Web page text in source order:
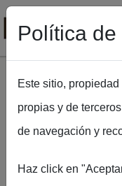
Pasar al contenido
Política
Este sitio,
propias y de
de navegación y
Haz click en